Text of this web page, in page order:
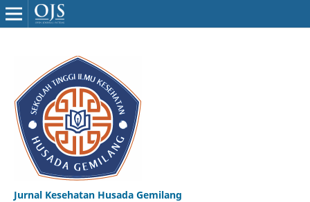
Jurnal Kesehatan Husada Gemilang